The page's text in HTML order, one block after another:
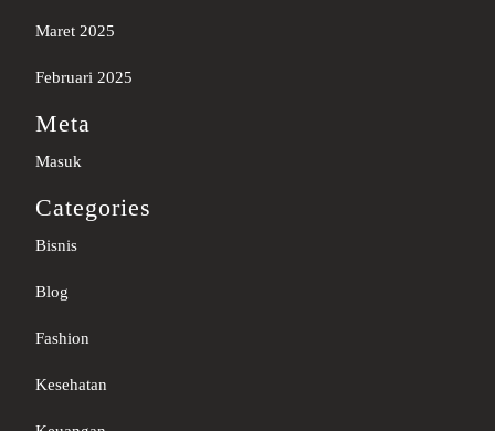
Maret 2025
Februari 2025
Meta
Masuk
Categories
Bisnis
Blog
Fashion
Kesehatan